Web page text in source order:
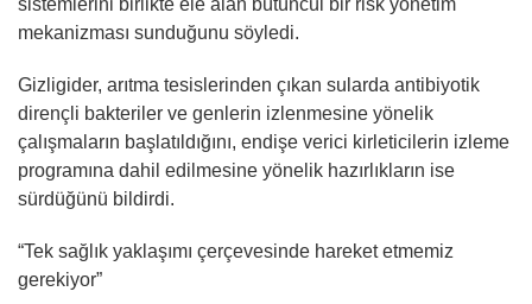
sistemlerini birlikte ele alan bütüncül bir risk yönetim
mekanizması sunduğunu söyledi.
Gizligider, arıtma tesislerinden çıkan sularda antibiyotik
dirençli bakteriler ve genlerin izlenmesine yönelik
çalışmaların başlatıldığını, endişe verici kirleticilerin izleme
programına dahil edilmesine yönelik hazırlıkların ise
sürdüğünü bildirdi.
“Tek sağlık yaklaşımı çerçevesinde hareket etmemiz
gerekiyor”